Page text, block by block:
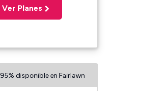
Ver Planes
95% disponible en Fairlawn